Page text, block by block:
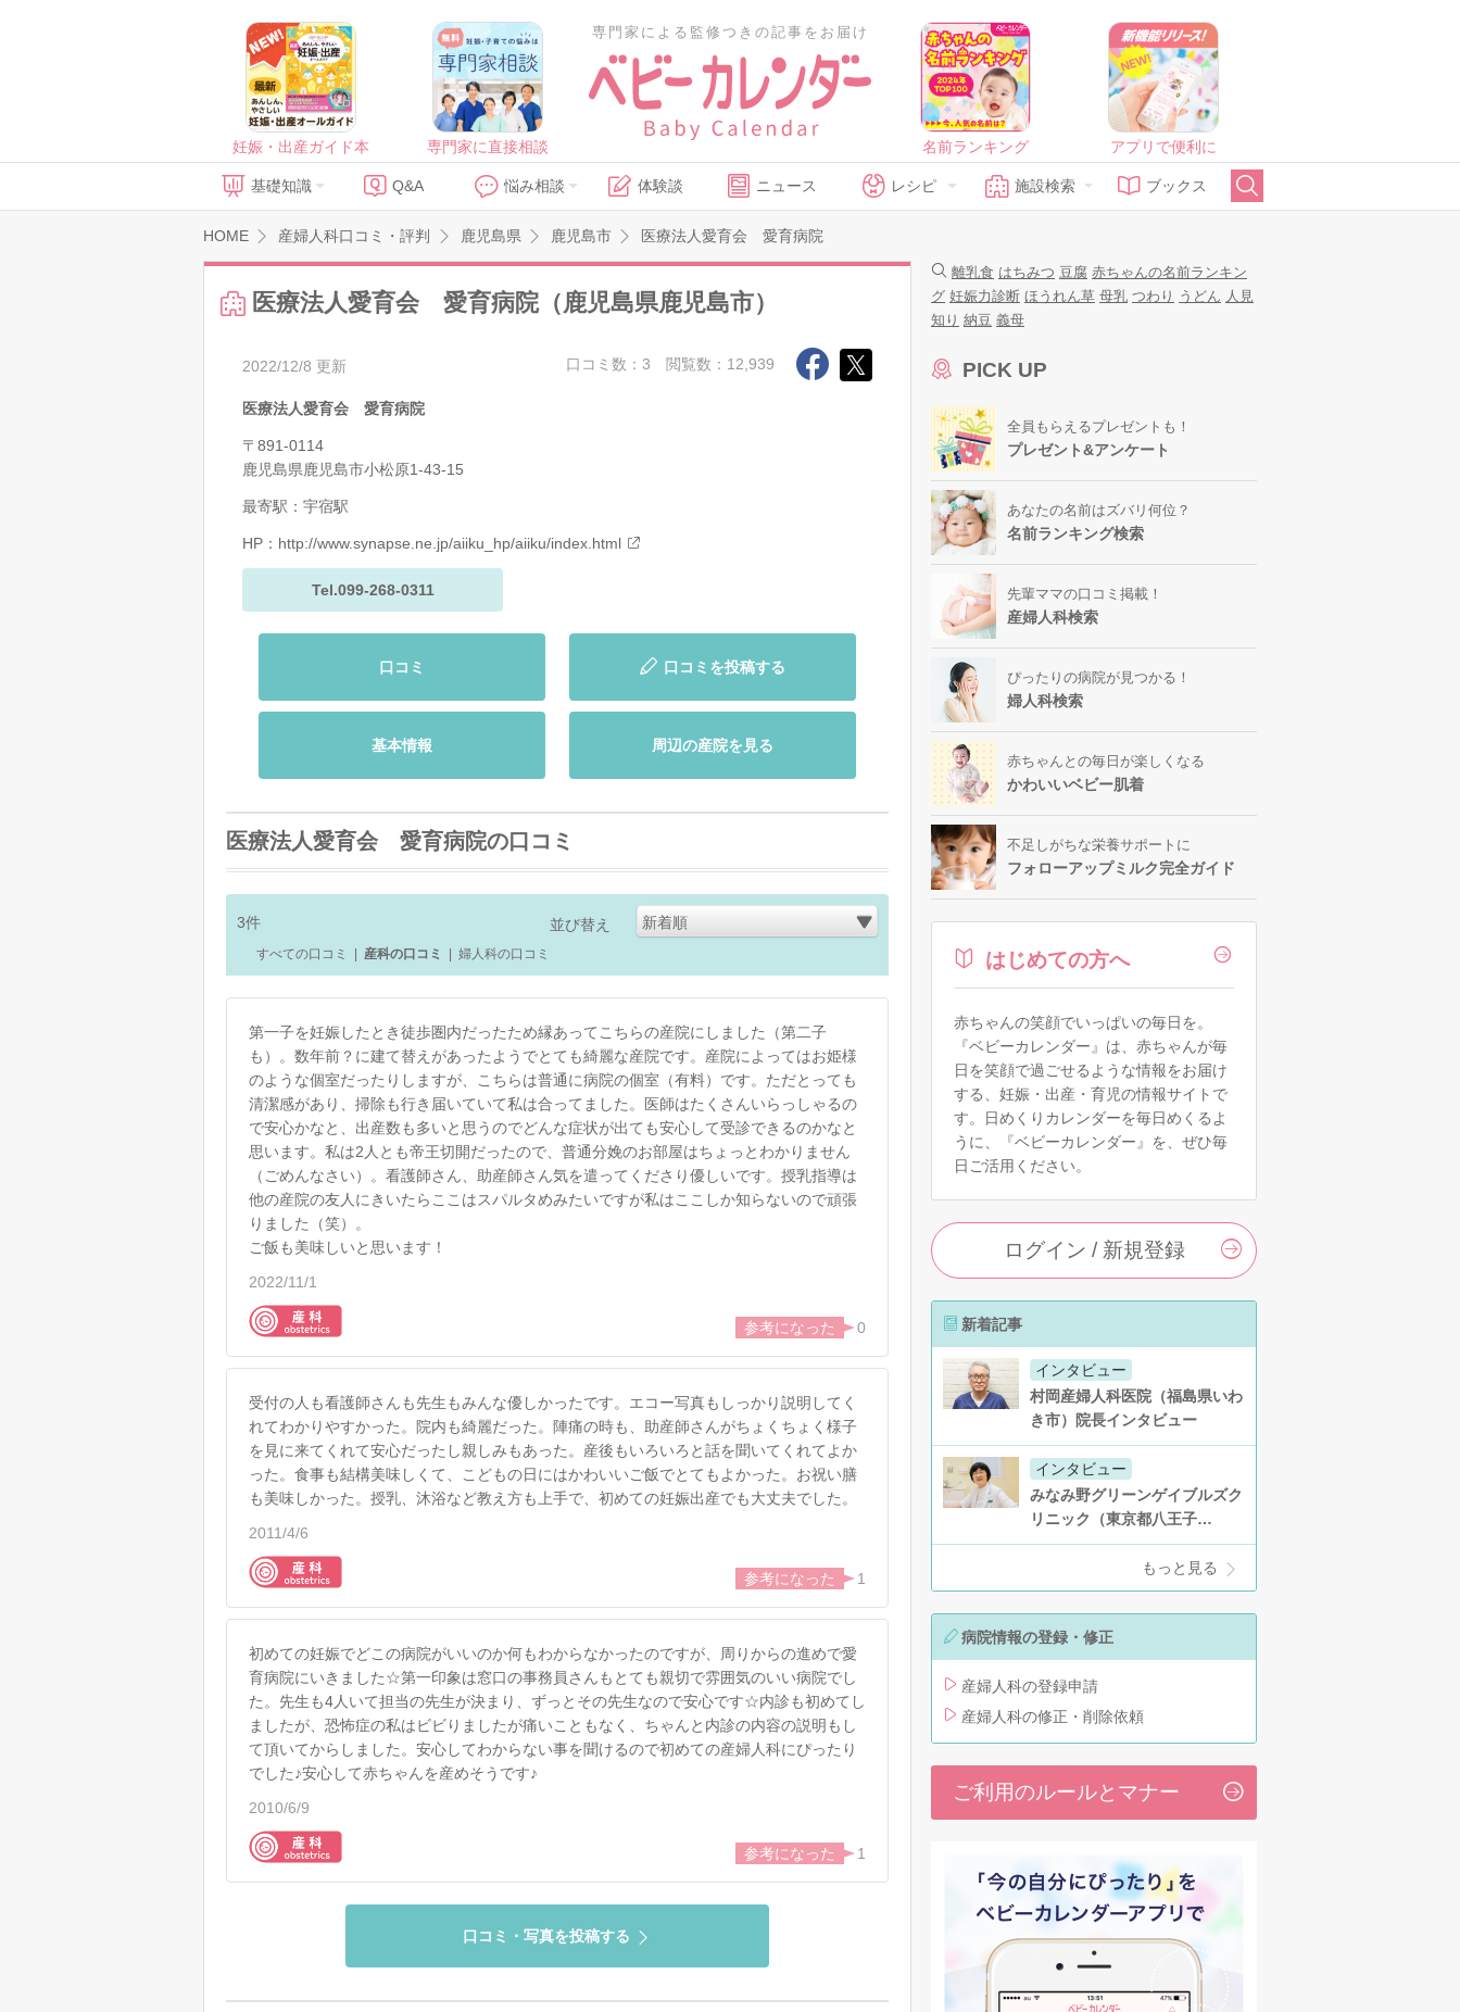
妊娠・出産ガイド本 専門家に直接相談
専門家による監修つきの記事をお届け
名前ランキング アプリで便利に
基礎知識 Q&A 悩み相談 体験談 ニュース レシピ 施設検索 ブックス
HOME 産婦人科口コミ・評判 鹿児島県 鹿児島市 医療法人愛育会 愛育病院
医療法人愛育会 愛育病院（鹿児島県鹿児島市）
2022/12/8 更新 口コミ数：3 閲覧数：12,939
医療法人愛育会 愛育病院
〒891-0114
鹿児島県鹿児島市小松原1-43-15
最寄駅：宇宿駅
HP： http://www.synapse.ne.jp/aiiku_hp/aiiku/index.html
Tel.099-268-0311
口コミ 口コミを投稿する
基本情報 周辺の産院を見る
医療法人愛育会 愛育病院の口コミ
3件 並び替え 新着順
すべての口コミ 産科の口コミ 婦人科の口コミ
第一子を妊娠したとき徒歩圏内だったため縁あってこちらの産院にしました（第二子
も）。数年前？に建て替えがあったようでとても綺麗な産院です。産院によってはお姫様
のような個室だったりしますが、こちらは普通に病院の個室（有料）です。ただとっても
清潔感があり、掃除も行き届いていて私は合ってました。医師はたくさんいらっしゃるの
で安心かなと、出産数も多いと思うのでどんな症状が出ても安心して受診できるのかなと
思います。私は2人とも帝王切開だったので、普通分娩のお部屋はちょっとわかりません
（ごめんなさい）。看護師さん、助産師さん気を遣ってくださり優しいです。授乳指導は
他の産院の友人にきいたらここはスパルタめみたいですが私はここしか知らないので頑張
りました（笑）。
ご飯も美味しいと思います！
2022/11/1
0
受付の人も看護師さんも先生もみんな優しかったです。エコー写真もしっかり説明してく
れてわかりやすかった。院内も綺麗だった。陣痛の時も、助産師さんがちょくちょく様子
を見に来てくれて安心だったし親しみもあった。産後もいろいろと話を聞いてくれてよか
った。食事も結構美味しくて、こどもの日にはかわいいご飯でとてもよかった。お祝い膳
も美味しかった。授乳、沐浴など教え方も上手で、初めての妊娠出産でも大丈夫でした。
2011/4/6
1
初めての妊娠でどこの病院がいいのか何もわからなかったのですが、周りからの進めで愛
育病院にいきました☆第一印象は窓口の事務員さんもとても親切で雰囲気のいい病院でし
た。先生も4人いて担当の先生が決まり、ずっとその先生なので安心です☆内診も初めてし
ましたが、恐怖症の私はビビりましたが痛いこともなく、ちゃんと内診の内容の説明もし
て頂いてからしました。安心してわからない事を聞けるので初めての産婦人科にぴったり
でした♪安心して赤ちゃんを産めそうです♪
2010/6/9
1
口コミ・写真を投稿する
離乳食 はちみつ 豆腐 赤ちゃんの名前ランキン
グ 妊娠力診断 ほうれん草 母乳 つわり うどん 人見
知り 納豆 義母
PICK UP
全員もらえるプレゼントも！
プレゼント&アンケート
あなたの名前はズバリ何位？
名前ランキング検索
先輩ママの口コミ掲載！
産婦人科検索
ぴったりの病院が見つかる！
婦人科検索
赤ちゃんとの毎日が楽しくなる
かわいいベビー肌着
不足しがちな栄養サポートに
フォローアップミルク完全ガイド
はじめての方へ
赤ちゃんの笑顔でいっぱいの毎日を。
『ベビーカレンダー』は、赤ちゃんが毎
日を笑顔で過ごせるような情報をお届け
する、妊娠・出産・育児の情報サイトで
す。日めくりカレンダーを毎日めくるよ
うに、『ベビーカレンダー』を、ぜひ毎
日ご活用ください。
ログイン / 新規登録
新着記事
インタビュー
村岡産婦人科医院（福島県いわ
き市）院長インタビュー
インタビュー
みなみ野グリーンゲイブルズク
リニック（東京都八王子…
もっと見る
病院情報の登録・修正
産婦人科の登録申請
産婦人科の修正・削除依頼
ご利用のルールとマナー